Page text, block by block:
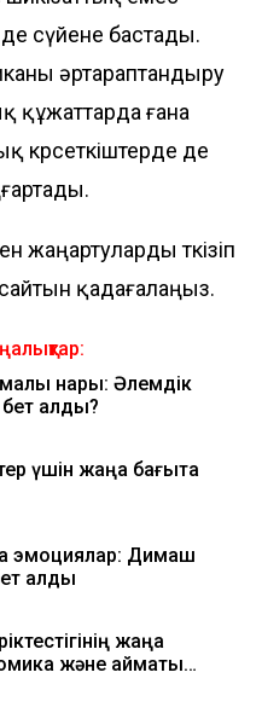
сүйене бастады.
әртараптандыру
құжаттарда ғана
көрсеткіштерде де
өткізіп
қадағалаңыз.
нарық: Әлемдік
бет алды?
үшін жаңа бағытқа
эмоциялар: Димаш
алды
жаңа
және аймақтық